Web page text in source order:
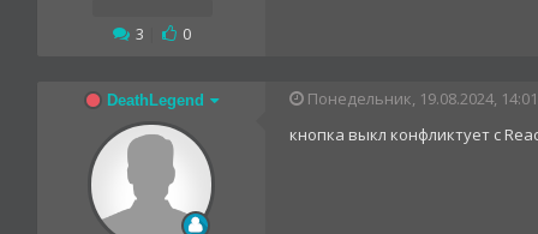
3 0
DeathLegend
Понедельник, 19.08.2024, 14:01
кнопка выкл конфликтует с